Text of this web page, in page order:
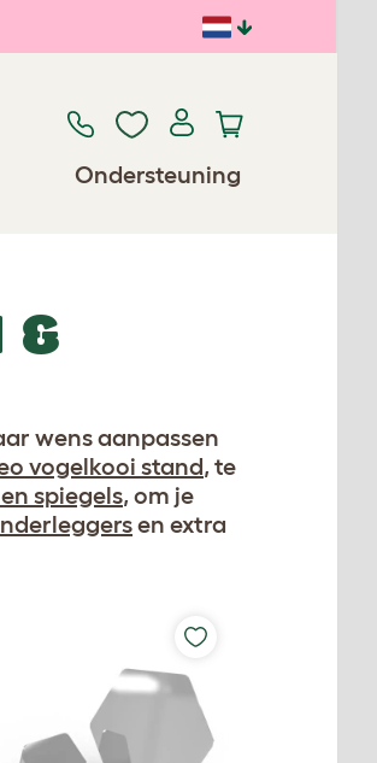
Ondersteuning
&
wens aanpassen
vogelkooi stand, te
spiegels, om je
en extra